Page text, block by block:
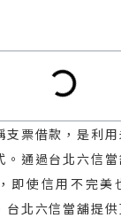
支票借款，是利
。通過台北六信
即使信用不完美
北六信當舖提供